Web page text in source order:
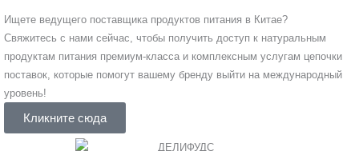
Ищете ведущего поставщика продуктов питания в Китае?
Свяжитесь с нами сейчас, чтобы получить доступ к натуральным
продуктам питания премиум-класса и комплексным услугам цепочки
поставок, которые помогут вашему бренду выйти на международный
уровень!
Кликните сюда